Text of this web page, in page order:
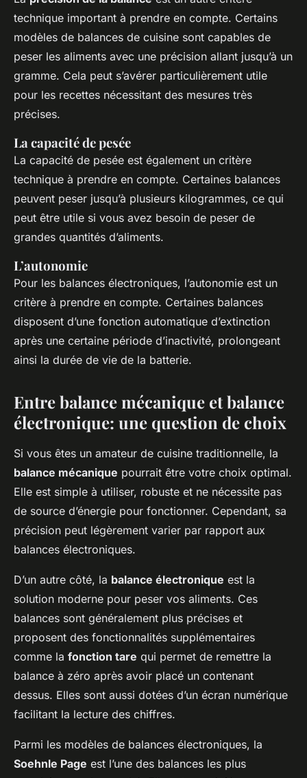
technique important à prendre en compte. Certains
modèles de balances de cuisine sont capables de
peser les aliments avec une précision allant jusqu’à un
gramme. Cela peut s’avérer particulièrement utile
pour les recettes nécessitant des mesures très
précises.
La capacité de pesée
La capacité de pesée est également un critère
technique à prendre en compte. Certaines balances
peuvent peser jusqu’à plusieurs kilogrammes, ce qui
peut être utile si vous avez besoin de peser de
grandes quantités d’aliments.
L’autonomie
Pour les balances électroniques, l’autonomie est un
critère à prendre en compte. Certaines balances
disposent d’une fonction automatique d’extinction
après une certaine période d’inactivité, prolongeant
ainsi la durée de vie de la batterie.
Entre balance mécanique et balance
électronique: une question de choix
Si vous êtes un amateur de cuisine traditionnelle, la
balance mécanique pourrait être votre choix optimal.
Elle est simple à utiliser, robuste et ne nécessite pas
de source d’énergie pour fonctionner. Cependant, sa
précision peut légèrement varier par rapport aux
balances électroniques.
D’un autre côté, la balance électronique est la
solution moderne pour peser vos aliments. Ces
balances sont généralement plus précises et
proposent des fonctionnalités supplémentaires
comme la fonction tare qui permet de remettre la
balance à zéro après avoir placé un contenant
dessus. Elles sont aussi dotées d’un écran numérique
facilitant la lecture des chiffres.
Parmi les modèles de balances électroniques, la
Soehnle Page est l’une des balances les plus